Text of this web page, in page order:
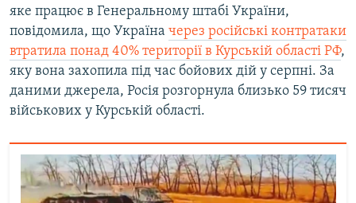
яке працює в Генеральному штабі України,
повідомила, що Україна через російські контратаки
втратила понад 40% території в Курській області РФ,
яку вона захопила під час бойових дій у серпні. За
даними джерела, Росія розгорнула близько 59 тисяч
військових у Курській області.